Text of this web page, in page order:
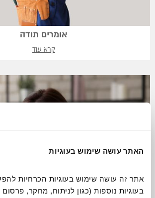
האתר עושה שימוש בעוגיות
אומרים תודה
קרא עוד